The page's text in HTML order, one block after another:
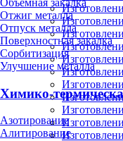
Отжиг металла
Отпуск металла
Поверхностная закалка
Сорбитизация
Улучшение металла
Химико-
Азотирование
Алитирование